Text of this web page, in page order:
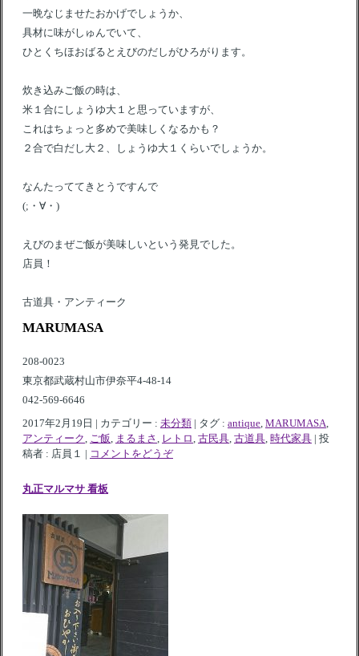
一晩なじませたおかげでしょうか、
具材に味がしゅんでいて、
ひとくちほおばるとえびのだしがひろがります。
炊き込みご飯の時は、
米１合にしょうゆ大１と思っていますが、
これはちょっと多めで美味しくなるかも？
２合で白だし大２、しょうゆ大１くらいでしょうか。
なんたっててきとうですんで
(;・∀・)
えびのまぜご飯が美味しいという発見でした。
店員！
古道具・アンティーク
MARUMASA
208-0023
東京都武蔵村山市伊奈平4-48-14
042-569-6646
2017年2月19日 | カテゴリー : 未分類 | タグ : antique MARUMASA
アンティーク
ご飯 まるまさ レトロ 古民具 古道具 時代家具 | 投
稿者 : 店員１ | コメントをどうぞ
丸正マルマサ 看板